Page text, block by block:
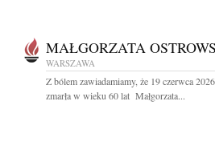
MAŁGORZATA
WARSZAWA
Z bólem zawiadamiamy, że 19 czerwca
zmarła w wieku 60 lat Małgorzata...